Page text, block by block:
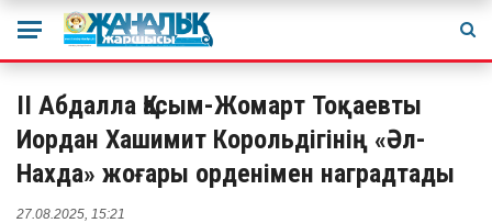
ІІ Абдалла Қасым-Жомарт Тоқаевты
Иордан Хашимит Корольдігінің «Әл-
Нахда» жоғары орденімен наградтады
27.08.2025, 15:21